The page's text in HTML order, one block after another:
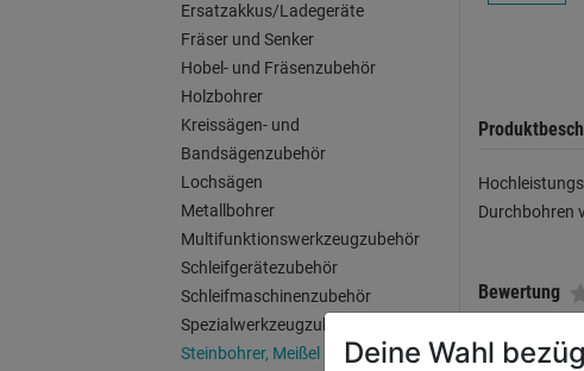
Ersatzakkus/Ladegeräte
Fräser und Senker
Hobel- und Fräsenzubehör
Holzbohrer
Kreissägen- und
Bandsägenzubehör
Lochsägen
Metallbohrer
Multifunktionswerkzeugzubehör
Schleifgerätezubehör
Schleifmaschinenzubehör
Spezialwerkzeugzubehör
Steinbohrer, Meißel
Durchbohren
Bewertung
Deine Wahl